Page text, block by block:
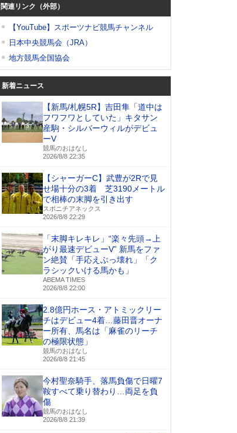
関連リンク（外部）
【YouTube】スポーツナビ競馬チャンネル
日本中央競馬会（JRA）
地方競馬全国協会
新着ニュース
【新馬/札幌5R】吉田隼「道中は
フワフワとしていた」キタサン
産駒・シルバーウィルがデビュ
ーV
競馬のおはなし
2026/8/8 22:35
【シャーガーC】武豊が2Rで見
せ場十分の3着 芝3190メートル
で相棒の末脚を引き出す
スポニチアネックス
2026/8/8 22:29
「末脚キレキレ」“楽々先頭→上
がり最速デビューV” 新馬をファ
ン絶賛「手応えぶっ壊れ」「ク
ラシックいける馬かも」
ABEMA TIMES
2026/8/8 22:00
2.8億円ホース・アトミックリー
チはデビュー4着…藤田晋オーナ
ー所有、馬名は「麻雀のリーチ
の極限状態」
競馬のおはなし
2026/8/8 21:45
今村聖奈騎手、落馬負傷で日曜7
鞍すべて乗り替わり…両足を負
傷
競馬のおはなし
2026/8/8 21:39